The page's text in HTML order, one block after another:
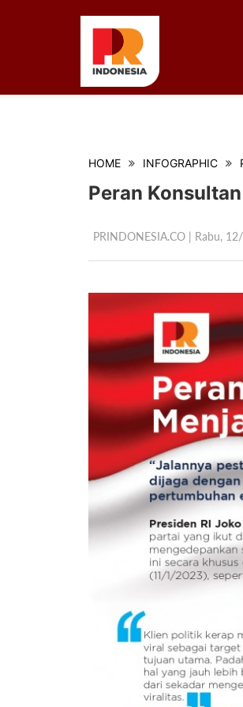
HOME INFOGRAPHIC
Peran
PRINDONESIA.CO | Rabu,